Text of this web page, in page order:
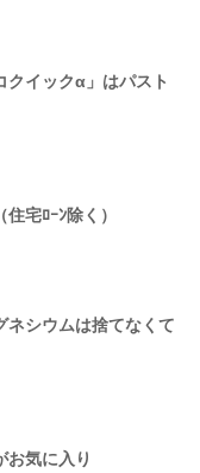
クイックα」はパスト
宅ﾛｰﾝ除く）
ネシウムは捨てなくて
お気に入り